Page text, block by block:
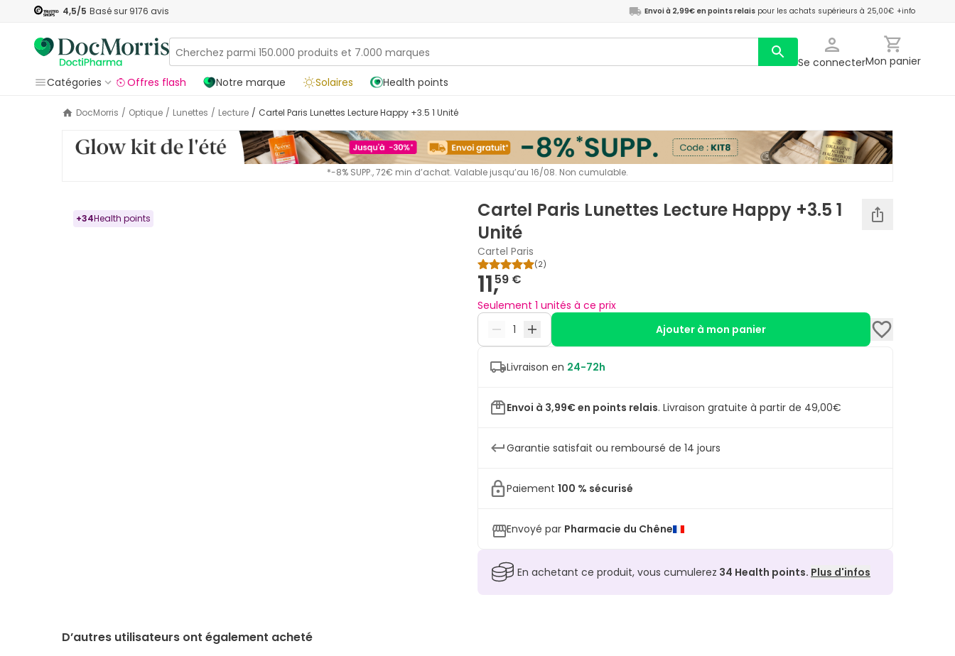
4,5/5 Basé sur 9176 avis Envoi à 2,99€ en points relais pour les achats supérieurs à 25,00€ +info
Se connecterMon panier
Catégories
Offres flash Notre marque Solaires Health points
DocMorris / Optique / Lunettes / Lecture / Cartel Paris Lunettes Lecture Happy +3.5 1 Unité
*-8% SUPP., 72€ min d’achat. Valable jusqu’au 16/08. Non cumulable.
+34Health points
Cartel Paris Lunettes Lecture Happy +3.5 1
Unité
Cartel Paris
(2)
11,59 €
Seulement 1 unités à ce prix
Ajouter à mon panier
Livraison en 24-72h
Envoi à 3,99€ en points relais. Livraison gratuite à partir de 49,00€
Garantie satisfait ou remboursé de 14 jours
Paiement 100 % sécurisé
Envoyé par Pharmacie du Chêne
En achetant ce produit, vous cumulerez 34 Health points. Plus d'infos
D’autres utilisateurs ont également acheté